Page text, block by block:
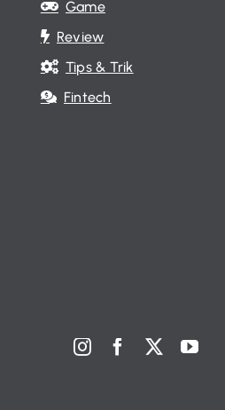
Game
Review
Tips & Trik
Fintech